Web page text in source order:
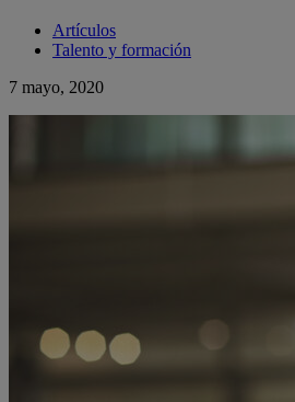
Artículos
Talento y formación
7 mayo, 2020